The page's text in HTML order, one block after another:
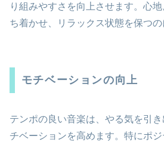
り組みやすさを向上させます。心
ち着かせ、リラックス状態を保つの
モチベーションの向上
テンポの良い音楽は、やる気を引
チベーションを高めます。特にポ